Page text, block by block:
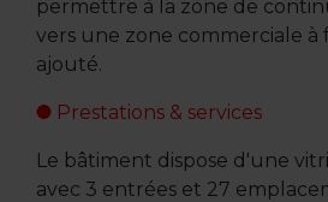
permettre à la zone de
vers une zone commerciale
ajouté.
Prestations & services
Le bâtiment dispose d'une
avec 3 entrées et 27